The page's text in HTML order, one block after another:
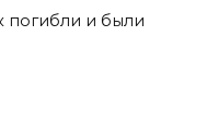
погибли и были